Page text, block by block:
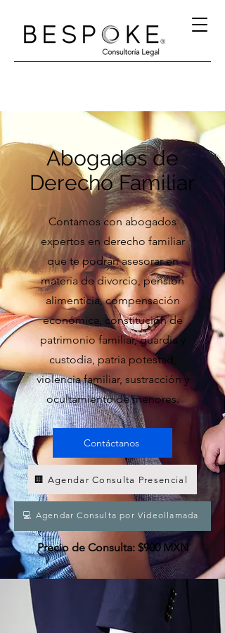
®
Abogados de
Derecho Familiar
Contamos con abogados
expertos en derecho familiar
que te podrán asesorar en
materia de divorcio, pensión
alimenticia, compensación
económica, constitución de
patrimonio familiar, guardia y
custodia, patria potestad,
violencia familiar, sustracción y
ocultamiento de menores.
Contáctanos
🏢 Agendar Consulta Presencial
💻 Agendar Consulta por Videollamada
Precio de Consulta: $900 MXN